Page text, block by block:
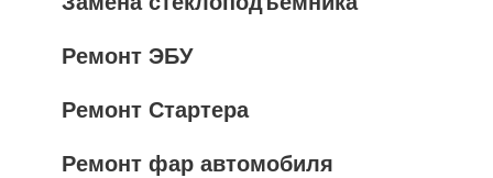
Ремонт ЭБУ
Ремонт Стартера
Ремонт фар автомобиля